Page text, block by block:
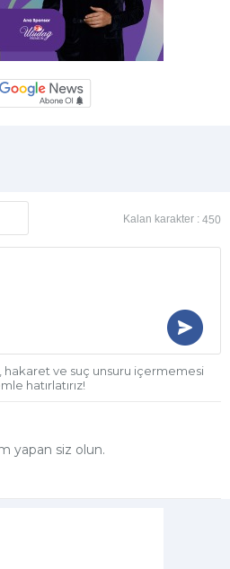
Kalan karakter : 450
hakaret ve suç unsuru içermemesi
hatırlatırız!
yapan siz olun.